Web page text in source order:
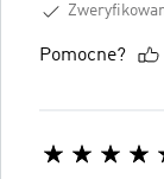
Pomocne?